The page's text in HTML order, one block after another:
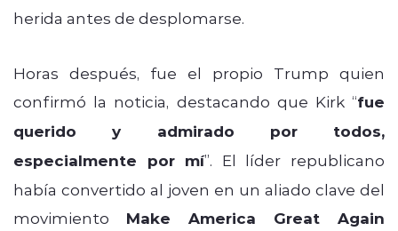
herida antes de desplomarse.
Horas después, fue el propio Trump quien
confirmó la noticia, destacando que Kirk “fue
querido y admirado por todos,
especialmente por mí”. El líder republicano
había convertido al joven en un aliado clave del
movimiento Make America Great Again